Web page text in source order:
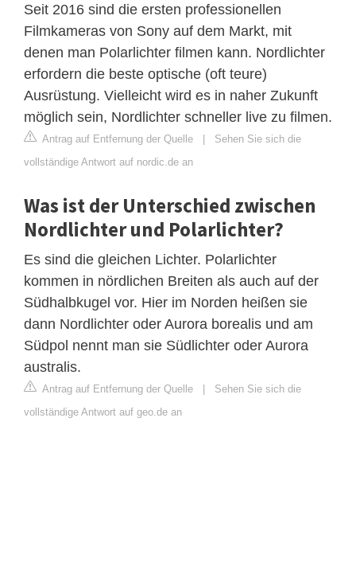
Seit 2016 sind die ersten professionellen
Filmkameras von Sony auf dem Markt, mit
denen man Polarlichter filmen kann. Nordlichter
erfordern die beste optische (oft teure)
Ausrüstung. Vielleicht wird es in naher Zukunft
möglich sein, Nordlichter schneller live zu filmen.
Antrag auf Entfernung der Quelle | Sehen Sie sich die
vollständige Antwort auf nordic.de an
Was ist der Unterschied zwischen
Nordlichter und Polarlichter?
Es sind die gleichen Lichter. Polarlichter
kommen in nördlichen Breiten als auch auf der
Südhalbkugel vor. Hier im Norden heißen sie
dann Nordlichter oder Aurora borealis und am
Südpol nennt man sie Südlichter oder Aurora
australis.
Antrag auf Entfernung der Quelle | Sehen Sie sich die
vollständige Antwort auf geo.de an